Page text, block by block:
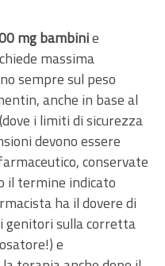
mg bambinie
massima
sempre sul peso
anche in base al
i limiti di sicurezza
devono essere
conservate
termine indicato
ha il dovere di
genitori sulla corretta
e